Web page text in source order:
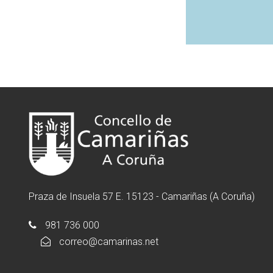
Praza de Insuela 57 E. 15123 - Camariñas (A Coruña)
981 736 000
correo@camarinas.net